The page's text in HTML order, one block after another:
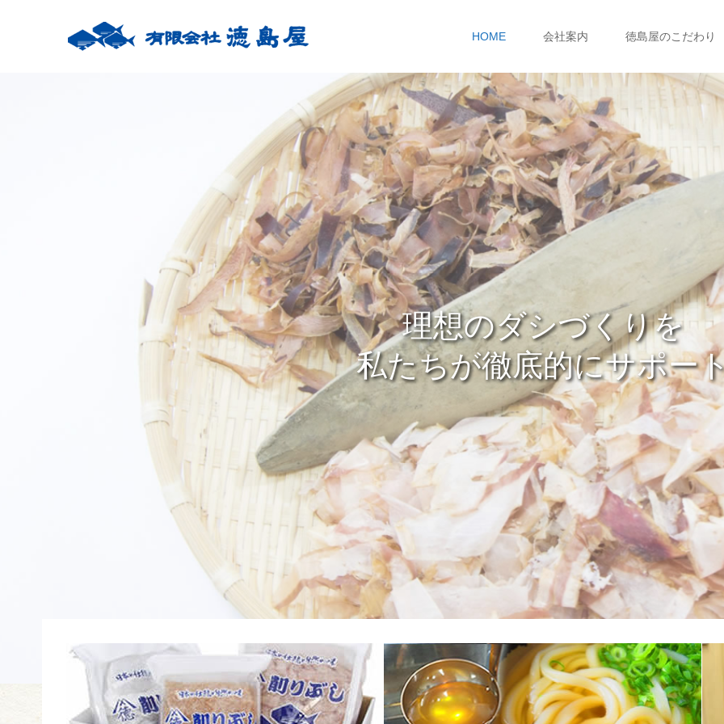
HOME 会社案内 徳島屋のこだわり
理想のダシづくりを
私たちが徹底的にサポー